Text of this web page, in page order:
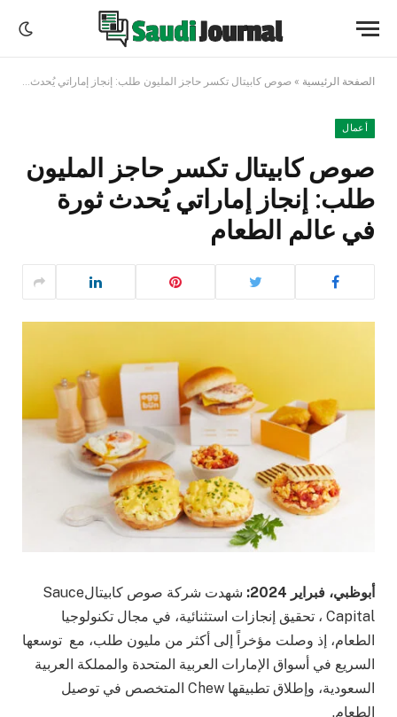
الصفحة الرئيسية » صوص كابيتال تكسر حاجز المليون طلب: إنجاز إماراتي يُحدث ثورة في عالم الطعام
أعمال
صوص كابيتال تكسر حاجز المليون
طلب: إنجاز إماراتي يُحدث ثورة
في عالم الطعام
أبوظبي، فبراير 2024:
شهدت شركة صوص كابيتالSauce
Capital ، تحقيق إنجازات استثنائية، في مجال تكنولوجيا
الطعام، إذ وصلت مؤخراً إلى أكثر من مليون طلب، مع توسعها
السريع في أسواق الإمارات العربية المتحدة والمملكة العربية
السعودية، وإطلاق تطبيقها Chew المتخصص في توصيل
الطعام.